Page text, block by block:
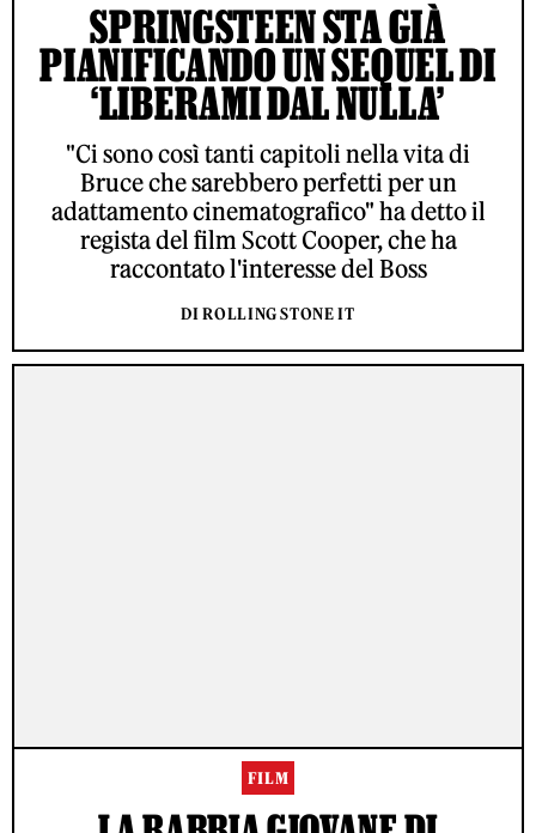
SPRINGSTEEN STA GIÀ
PIANIFICANDO UN SEQUEL DI
‘LIBERAMI DAL NULLA’
"Ci sono così tanti capitoli nella vita di
Bruce che sarebbero perfetti per un
adattamento cinematografico" ha detto il
regista del film Scott Cooper, che ha
raccontato l'interesse del Boss
DI ROLLING STONE IT
FILM